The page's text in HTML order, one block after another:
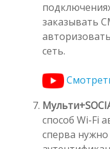
заказывать
сеть.
способ Wi-Fi
сперва